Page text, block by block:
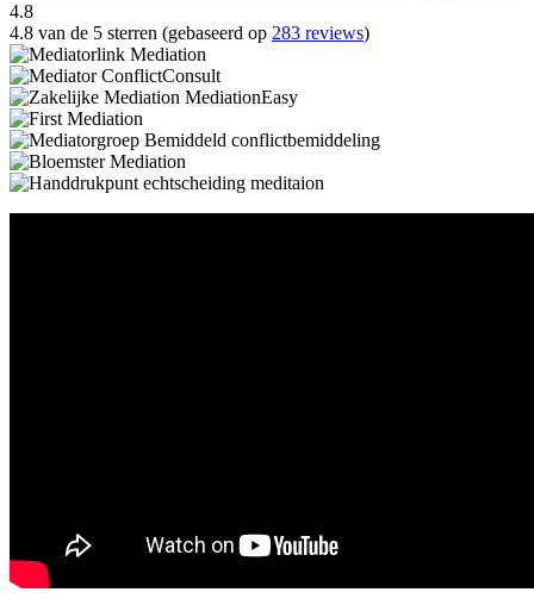
4.8
4.8 van de 5 sterren (gebaseerd op 283 reviews)